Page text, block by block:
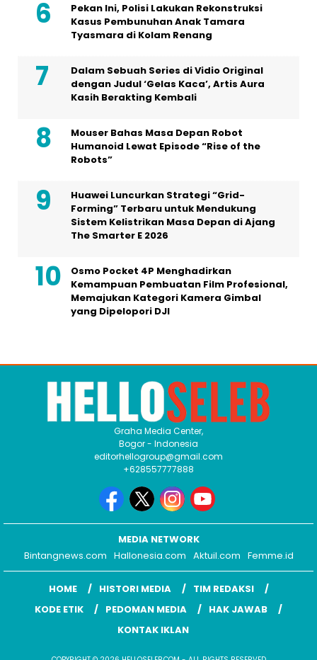
Pekan Ini, Polisi Lakukan Rekonstruksi
Kasus Pembunuhan Anak Tamara
Tyasmara di Kolam Renang
Dalam Sebuah Series di Vidio Original
dengan Judul ‘Gelas Kaca’, Artis Aura
Kasih Berakting Kembali
Mouser Bahas Masa Depan Robot
Humanoid Lewat Episode “Rise of the
Robots”
Huawei Luncurkan Strategi “Grid-
Forming” Terbaru untuk Mendukung
Sistem Kelistrikan Masa Depan di Ajang
The Smarter E 2026
Osmo Pocket 4P Menghadirkan
Kemampuan Pembuatan Film Profesional,
Memajukan Kategori Kamera Gimbal
yang Dipelopori DJI
Graha Media Center,
Bogor - Indonesia
editorhellogroup@gmail.com
+628557777888
MEDIA NETWORK
Bintangnews.com Hallonesia.com Aktuil.com Femme.id
HOME HISTORI MEDIA
TIM REDAKSI
KODE ETIK
PEDOMAN MEDIA
HAK JAWAB
KONTAK IKLAN